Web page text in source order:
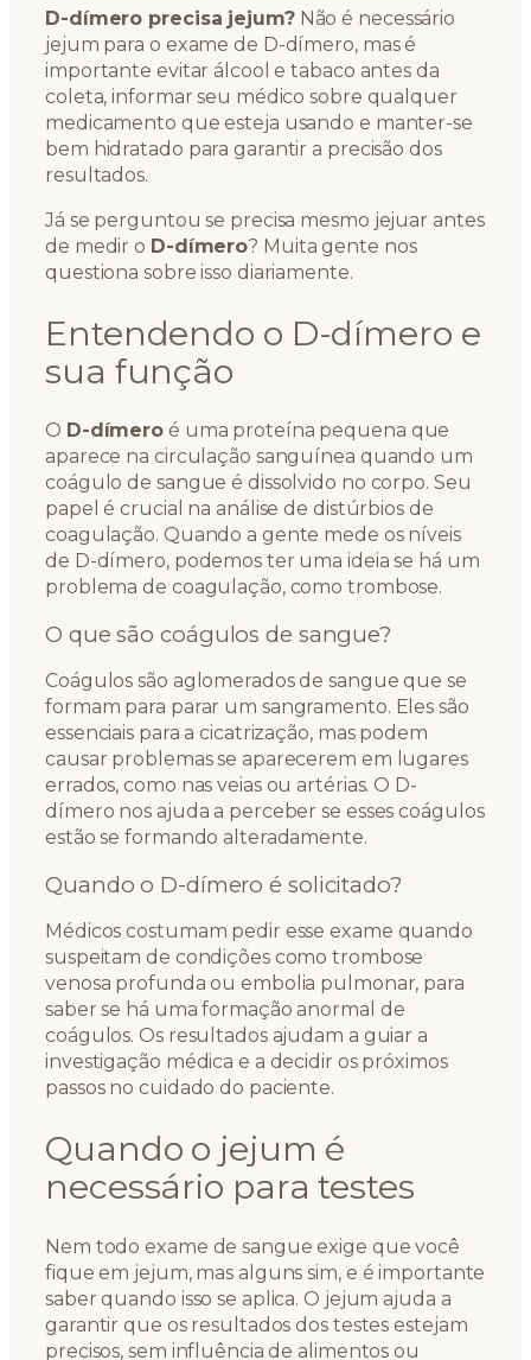
D-dímero precisa jejum?Não é necessário
jejum para o exame de D-dímero, mas é
importante evitar álcool e tabaco antes da
coleta, informar seu médico sobre qualquer
medicamento que esteja usando e manter-se
bem hidratado para garantir a precisão dos
resultados.
Já se perguntou se precisa mesmo jejuar antes
de medir o D-dímero? Muita gente nos
questiona sobre isso diariamente.
Entendendo o D-dímero e
sua função
O D-dímero é uma proteína pequena que
aparece na circulação sanguínea quando um
coágulo de sangue é dissolvido no corpo. Seu
papel é crucial na análise de distúrbios de
coagulação. Quando a gente mede os níveis
de D-dímero, podemos ter uma ideia se há um
problema de coagulação, como trombose.
O que são coágulos de sangue?
Coágulos são aglomerados de sangue que se
formam para parar um sangramento. Eles são
essenciais para a cicatrização, mas podem
causar problemas se aparecerem em lugares
errados, como nas veias ou artérias. O D-
dímero nos ajuda a perceber se esses coágulos
estão se formando alteradamente.
Quando o D-dímero é solicitado?
Médicos costumam pedir esse exame quando
suspeitam de condições como trombose
venosa profunda ou embolia pulmonar, para
saber se há uma formação anormal de
coágulos. Os resultados ajudam a guiar a
investigação médica e a decidir os próximos
passos no cuidado do paciente.
Quando o jejum é
necessário para testes
Nem todo exame de sangue exige que você
fique em jejum, mas alguns sim, e é importante
saber quando isso se aplica. O jejum ajuda a
garantir que os resultados dos testes estejam
precisos, sem influência de alimentos ou